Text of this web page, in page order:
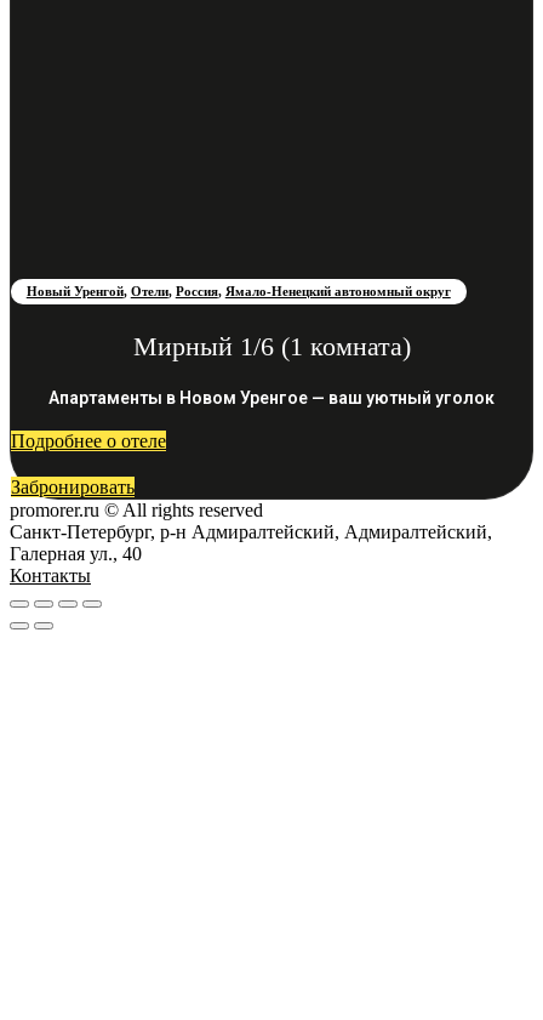
Новый Уренгой, Отели, Россия, Ямало-Ненецкий автономный округ
Мирный 1/6 (1 комната)
Апартаменты в Новом Уренгое — ваш уютный уголок
Подробнее о отеле
Забронировать
promorer.ru © All rights reserved
Санкт-Петербург, р-н Адмиралтейский, Адмиралтейский,
Галерная ул., 40
Контакты